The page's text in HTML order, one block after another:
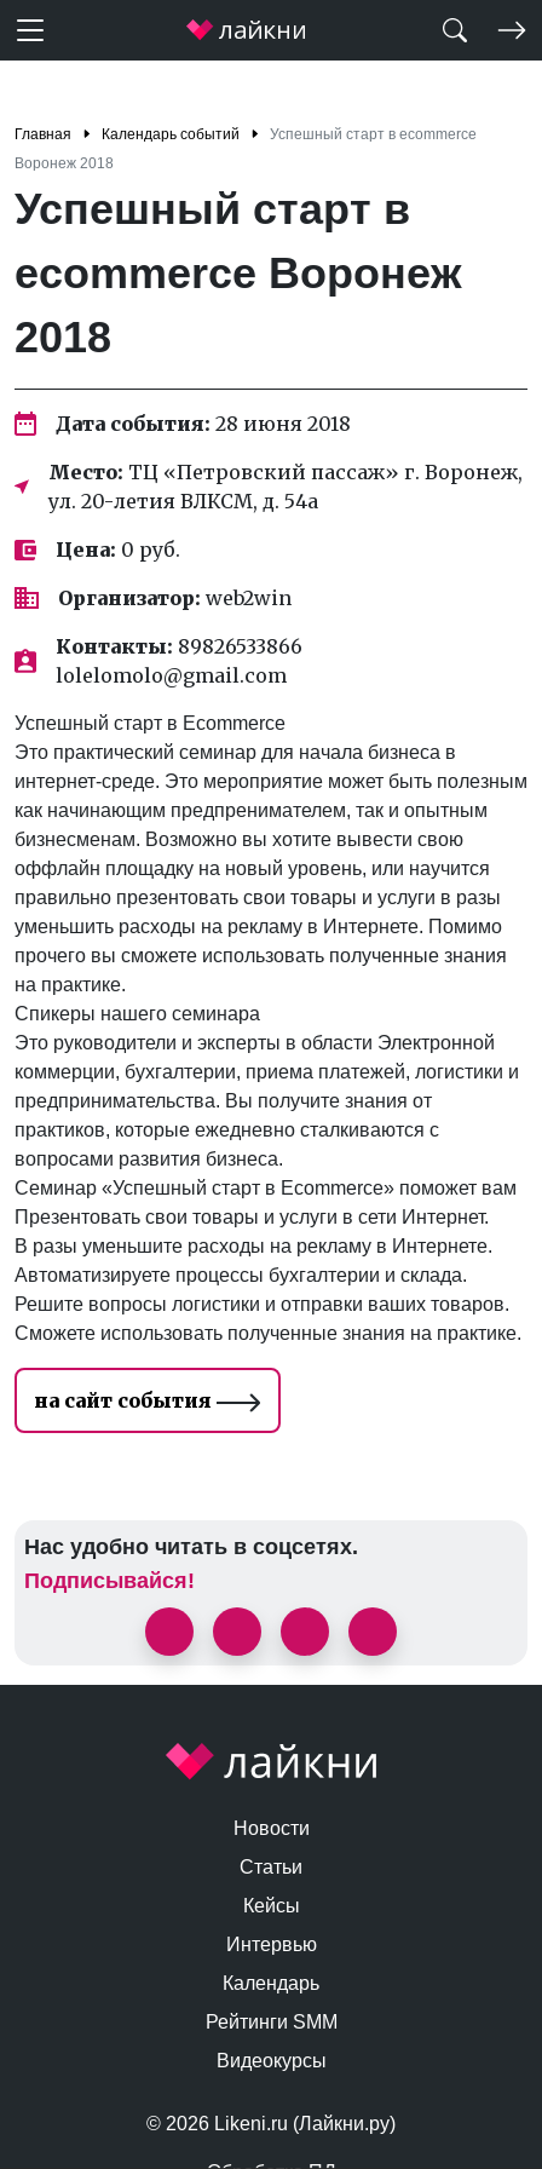
Главная Календарь событий
Успешный старт в ecommerce
Воронеж 2018
Успешный старт в
ecommerce Воронеж
2018
Дата события: 28 июня 2018
Место: ТЦ «Петровский пассаж» г. Воронеж,
ул. 20-летия ВЛКСМ, д. 54а
Цена: 0 руб.
Организатор: web2win
Контакты: 89826533866
lolelomolo@gmail.com
Успешный старт в Ecommerce
Это практический семинар для начала бизнеса в
интернет-среде. Это мероприятие может быть полезным
как начинающим предпренимателем, так и опытным
бизнесменам. Возможно вы хотите вывести свою
оффлайн площадку на новый уровень, или научится
правильно презентовать свои товары и услуги в разы
уменьшить расходы на рекламу в Интернете. Помимо
прочего вы сможете использовать полученные знания
на практике.
Cпикеры нашего семинара
Это руководители и эксперты в области Электронной
коммерции, бухгалтерии, приема платежей, логистики и
предпринимательства. Вы получите знания от
практиков, которые ежедневно сталкиваются с
вопросами развития бизнеса.
Семинар «Успешный старт в Ecommerce» поможет вам
Презентовать свои товары и услуги в сети Интернет.
В разы уменьшите расходы на рекламу в Интернете.
Автоматизируете процессы бухгалтерии и склада.
Решите вопросы логистики и отправки ваших товаров.
Сможете использовать полученные знания на практике.
на сайт события
Нас удобно читать в соцсетях.
Подписывайся!
© 2026 Likeni.ru (Лайкни.ру)
Новости
Статьи
Кейсы
Интервью
Календарь
Рейтинги SMM
Видеокурсы